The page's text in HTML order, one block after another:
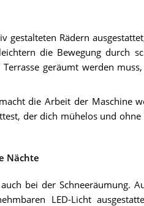
gestalteten Rädern
die Bewegung durch
geräumt werden
die Arbeit der Maschine
der dich mühelos und
Nächte
bei der Schneeräumung.
LED-Licht